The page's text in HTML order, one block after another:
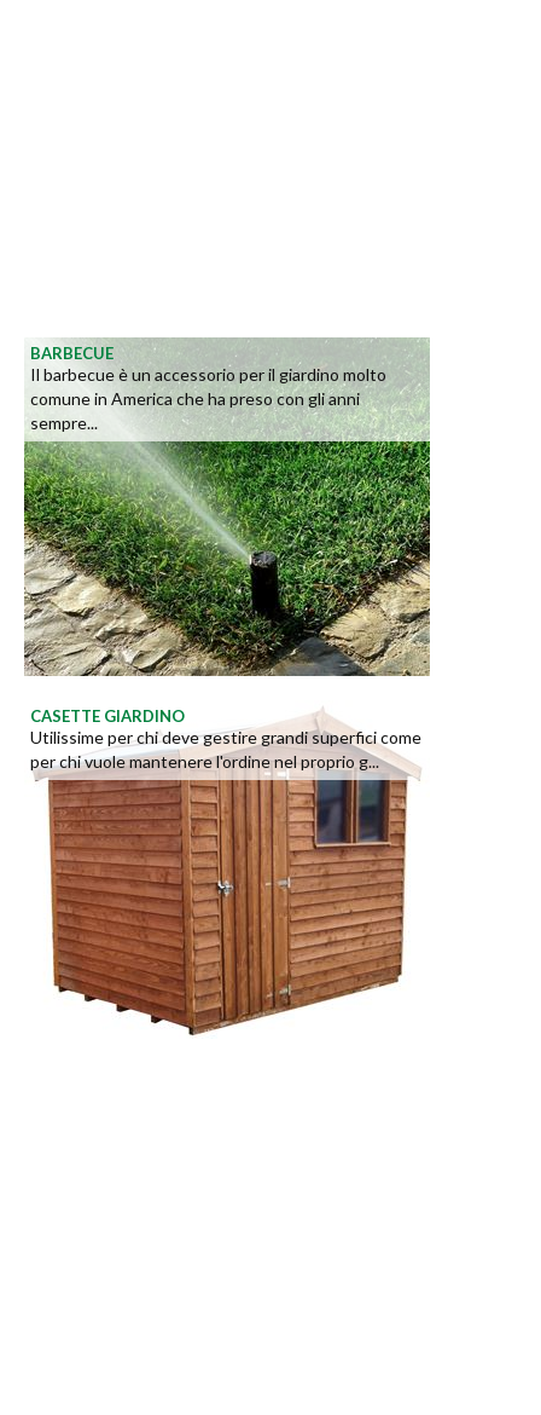
BARBECUE
Il barbecue è un accessorio per il giardino molto
comune in America che ha preso con gli anni
sempre...
CASETTE GIARDINO
Utilissime per chi deve gestire grandi superfici come
per chi vuole mantenere l'ordine nel proprio g...